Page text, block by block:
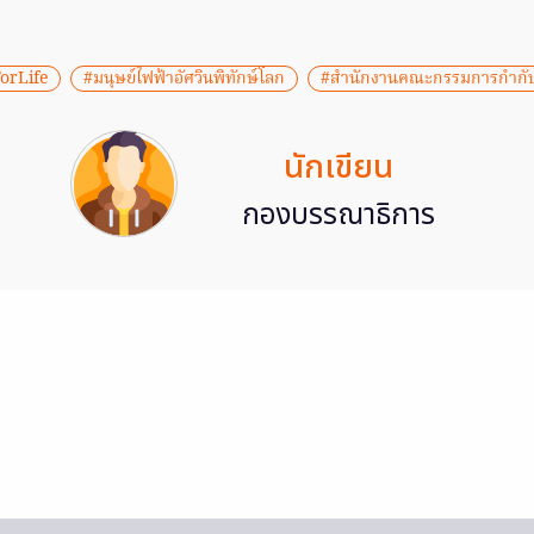
#มนุษย์ไฟฟ้าอัศวินพิทักษ์โลก #สำนักงานคณะกรรมการกำกั
นักเขียน
กองบรรณาธิการ